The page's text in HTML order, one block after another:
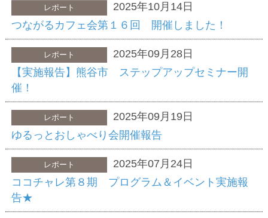
レポート
2025年10月14日
つながるカフェ会第１６回 開催しました！
レポート
2025年09月28日
【実施報告】熊谷市 ステップアップセミナー開
催！
レポート
2025年09月19日
ゆるっとおしゃべり会開催報告
レポート
2025年07月24日
ココチャレ第８期 プログラム＆イベント実施報
告★